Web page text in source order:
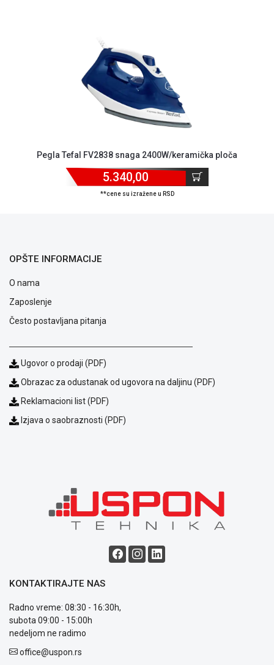
Blog
Način
plaćanja
Isporuka
Saobraznost
reklamacije
privatnosti
o
kolačićima
Provera
garancije
OUTLET
Pegla Tefal FV2838 snaga 2400W/keramička ploča
5.340,00
**cene su izražene u RSD
OPŠTE INFORMACIJE
O nama
Zaposlenje
Često postavljana pitanja
Ugovor o prodaji (PDF)
Obrazac za odustanak od ugovora na daljinu (PDF)
Reklamacioni list (PDF)
Izjava o saobraznosti (PDF)
KONTAKTIRAJTE NAS
Radno vreme: 08:30 - 16:30h,
subota 09:00 - 15:00h
nedeljom ne radimo
office@uspon.rs